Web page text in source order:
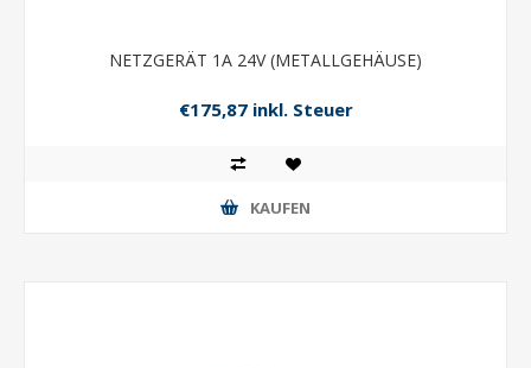
NETZGERÄT 1A 24V (METALLGEHÄUSE)
€175,87 inkl. Steuer
KAUFEN